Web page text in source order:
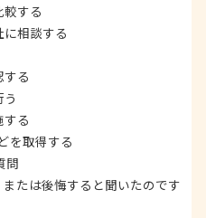
する
相談する
る
る
を取得する
問
たは後悔すると聞いたのです